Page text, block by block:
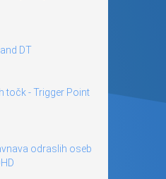
DT
točk - Trigger Point
odraslih oseb